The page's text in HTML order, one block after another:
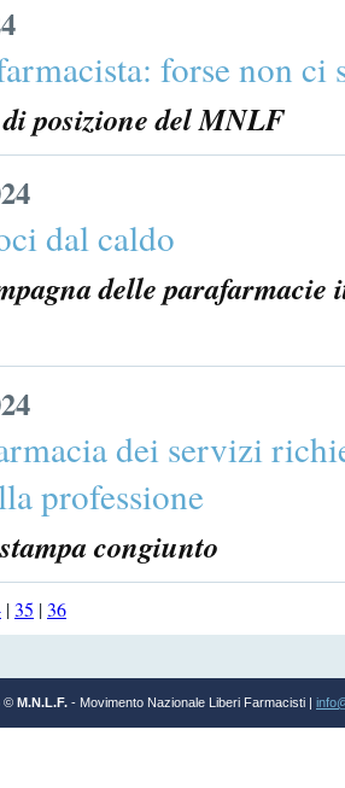
forse non ci
posizione del MNLF
dal caldo
delle
dei servizi
professione
congiunto
|35 |36
© M.N.L.F. - Movimento Nazionale Liberi Farmacisti |